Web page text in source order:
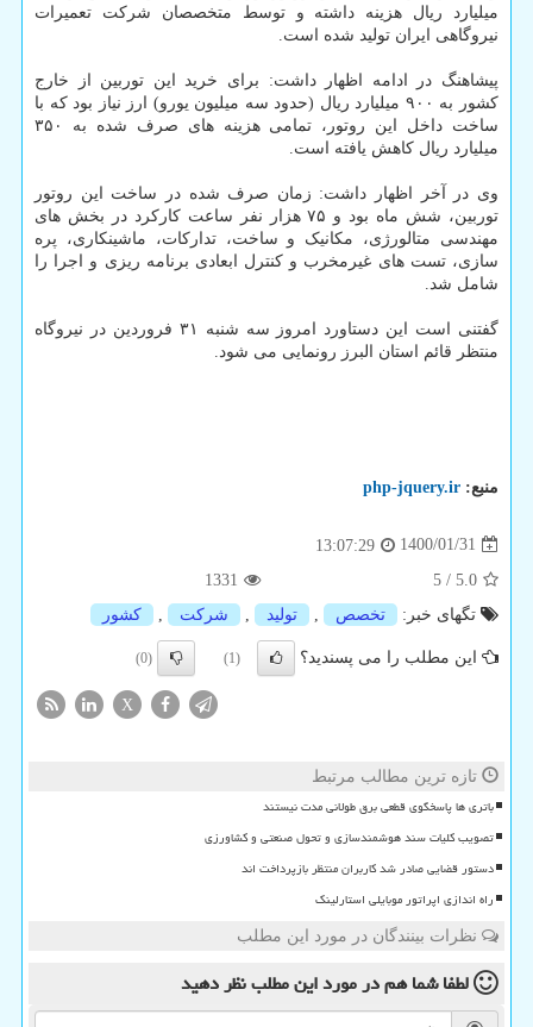
میلیارد ریال هزینه داشته و توسط متخصصان شرکت تعمیرات
نیروگاهی ایران تولید شده است.
پیشاهنگ در ادامه اظهار داشت: برای خرید این توربین از خارج
کشور به ۹۰۰ میلیارد ریال (حدود سه میلیون یورو) ارز نیاز بود که با
ساخت داخل این روتور، تمامی هزینه های صرف شده به ۳۵۰
میلیارد ریال کاهش یافته است.
وی در آخر اظهار داشت: زمان صرف شده در ساخت این روتور
توربین، شش ماه بود و ۷۵ هزار نفر ساعت کارکرد در بخش های
مهندسی متالورژی، مکانیک و ساخت، تدارکات، ماشینکاری، پره
سازی، تست های غیرمخرب و کنترل ابعادی برنامه ریزی و اجرا را
شامل شد.
گفتنی است این دستاورد امروز سه شنبه ۳۱ فروردین در نیروگاه
منتظر قائم استان البرز رونمایی می شود.
منبع: php-jquery.ir
1400/01/31
13:07:29
5.0
/
5
1331
تگهای خبر:
تخصص تولید شركت كشور
این مطلب را می پسندید؟ (1)
(0)
X
تازه ترین مطالب مرتبط
باتری ها پاسخگوی قطعی برق طولانی مدت نیستند
تصویب کلیات سند هوشمندسازی و تحول صنعتی و کشاورزی
دستور قضایی صادر شد کاربران منتظر بازپرداخت اند
راه اندازی اپراتور موبایلی استارلینک
نظرات بینندگان در مورد این مطلب
لطفا شما همدر مورد این مطلبنظر دهید